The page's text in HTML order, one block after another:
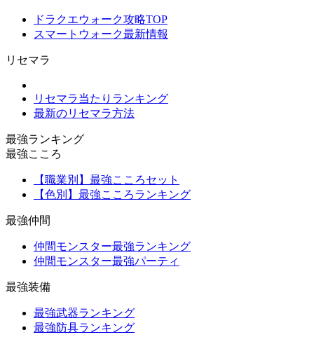
ドラクエウォーク攻略TOP
スマートウォーク最新情報
リセマラ
リセマラ当たりランキング
最新のリセマラ方法
最強ランキング
最強こころ
【職業別】最強こころセット
【色別】最強こころランキング
最強仲間
仲間モンスター最強ランキング
仲間モンスター最強パーティ
最強装備
最強武器ランキング
最強防具ランキング